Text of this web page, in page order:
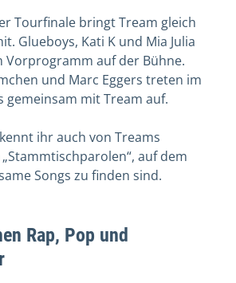
Tourfinale bringt Tream gleich
Glueboys, Kati K und Mia Julia
Vorprogramm auf der Bühne.
und Marc Eggers treten im
gemeinsam mit Tream auf.
ihr auch von Treams
auf dem
Songs zu finden sind.
Rap, Pop und